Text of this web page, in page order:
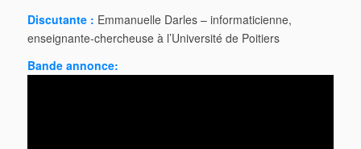
Discutante : Emmanuelle Darles – informaticienne,
enseignante-chercheuse à l’Université de Poitiers
Bande annonce: